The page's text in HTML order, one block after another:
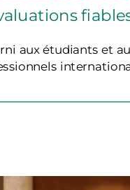
aux étudiants et